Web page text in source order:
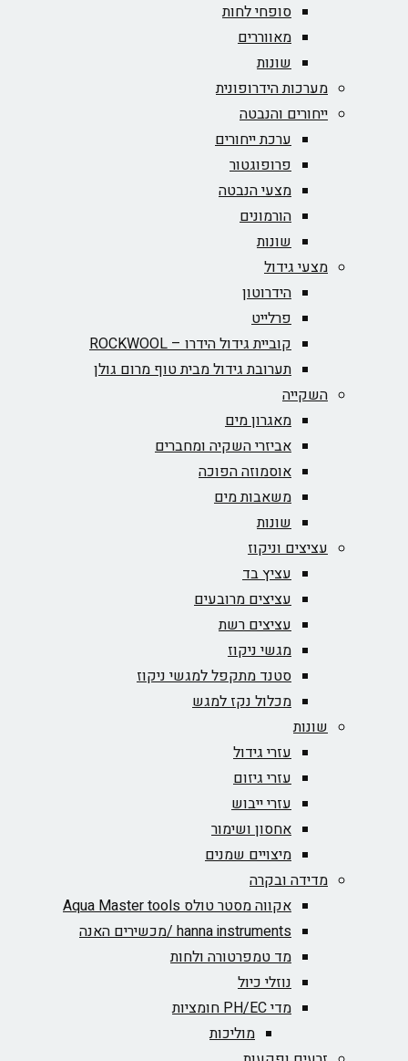
סופחי לחות
מאווררים
שונות
מערכות הידרופונית
ייחורים והנבטה
ערכת ייחורים
פרופוגטור
מצעי הנבטה
הורמונים
שונות
מצעי גידול
הידרוטון
פרלייט
קוביית גידול הידרו – ROCKWOOL‏
תערובת גידול מבית טוף מרום גולן
השקייה
מאגרון מים
אביזרי השקיה ומחברים
אוסמוזה הפוכה
משאבות מים
שונות
עציצים וניקוז
עציץ בד
עציצים מרובעים
עציצים רשת
מגשי ניקוז
סטנד מתקפל למגשי ניקוז
מכלול נקז למגש
שונות
עזרי גידול
עזרי גיזום
עזרי ייבוש
אחסון ושימור
מיצויים שמנים
מדידה ובקרה
אקווה מסטר טולס Aqua Master tools
hanna instruments /מכשירים האנה
מד טמפרטורה ולחות
נוזלי כיול
מדי PH/EC חומציות
מוליכות